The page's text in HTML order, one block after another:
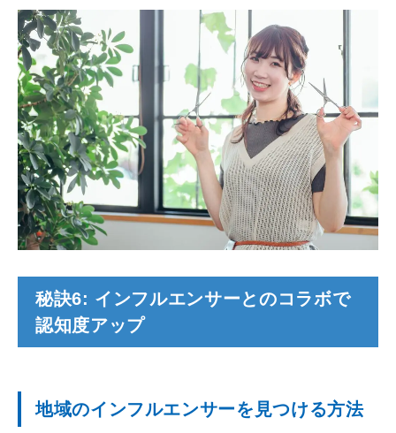
秘訣6: インフルエンサーとのコラボで
認知度アップ
地域のインフルエンサーを見つける方法